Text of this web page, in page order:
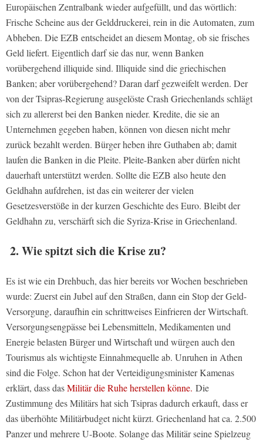
Europäischen Zentralbank wieder aufgefüllt, und das wörtlich:
Frische Scheine aus der Gelddruckerei, rein in die Automaten, zum
Abheben. Die EZB entscheidet an diesem Montag, ob sie frisches
Geld liefert. Eigentlich darf sie das nur, wenn Banken
vorübergehend illiquide sind. Illiquide sind die griechischen
Banken; aber vorübergehend? Daran darf gezweifelt werden. Der
von der Tsipras-Regierung ausgelöste Crash Griechenlands schlägt
sich zu allererst bei den Banken nieder. Kredite, die sie an
Unternehmen gegeben haben, können von diesen nicht mehr
zurück bezahlt werden. Bürger heben ihre Guthaben ab; damit
laufen die Banken in die Pleite. Pleite-Banken aber dürfen nicht
dauerhaft unterstützt werden. Sollte die EZB also heute den
Geldhahn aufdrehen, ist das ein weiterer der vielen
Gesetzesverstöße in der kurzen Geschichte des Euro. Bleibt der
Geldhahn zu, verschärft sich die Syriza-Krise in Griechenland.
2. Wie spitzt sich die Krise zu?
Es ist wie ein Drehbuch, das hier bereits vor Wochen beschrieben
wurde: Zuerst ein Jubel auf den Straßen, dann ein Stop der Geld-
Versorgung, daraufhin ein schrittweises Einfrieren der Wirtschaft.
Versorgungsengpässe bei Lebensmitteln, Medikamenten und
Energie belasten Bürger und Wirtschaft und würgen auch den
Tourismus als wichtigste Einnahmequelle ab. Unruhen in Athen
sind die Folge. Schon hat der Verteidigungsminister Kamenas
erklärt, dass dasMilitär die Ruhe herstellen könne. Die
Zustimmung des Militärs hat sich Tsipras dadurch erkauft, dass er
das überhöhte Militärbudget nicht kürzt. Griechenland hat ca. 2.500
Panzer und mehrere U-Boote. Solange das Militär seine Spielzeug